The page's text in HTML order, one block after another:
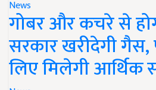
News
गोबर और कचरे से
सरकार खरीदेगी
लिए मिलेगी आर्थिक